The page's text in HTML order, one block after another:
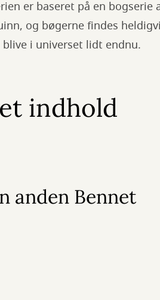
er baseret på en
og bøgerne findes
blive i universet lidt endnu.
indhold
anden Bennet